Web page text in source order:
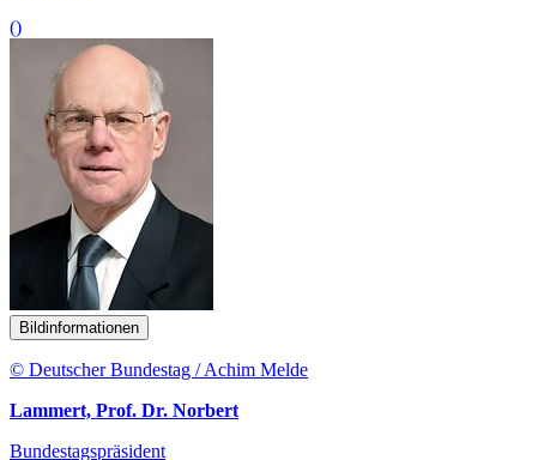
()
Bildinformationen
© Deutscher Bundestag / Achim Melde
Lammert, Prof. Dr. Norbert
Bundestagspräsident